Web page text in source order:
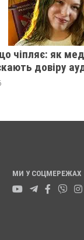
ОБЛАСТІ
РІЧНУ
чіпляє: як
довіру
МИ У СОЦМЕРЕЖАХ